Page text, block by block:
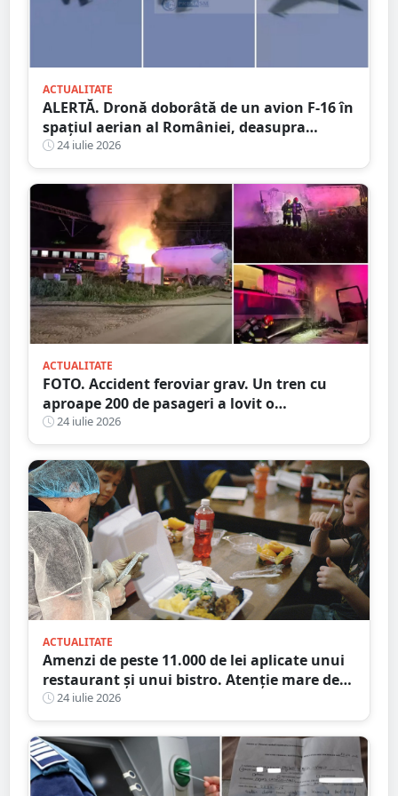
ACTUALITATE
ALERTĂ. Dronă doborâtă de un avion F-16 în
spațiul aerian al României, deasupra
județului Buzău
24 iulie 2026
ACTUALITATE
FOTO. Accident feroviar grav. Un tren cu
aproape 200 de pasageri a lovit o
autocisternă, care a luat foc
24 iulie 2026
ACTUALITATE
Amenzi de peste 11.000 de lei aplicate unui
restaurant și unui bistro. Atenție mare de
unde mâncați
24 iulie 2026